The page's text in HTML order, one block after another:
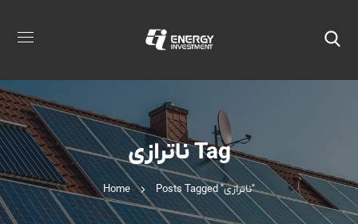
ناترازی Tag
Home Posts Tagged "ناترازی"